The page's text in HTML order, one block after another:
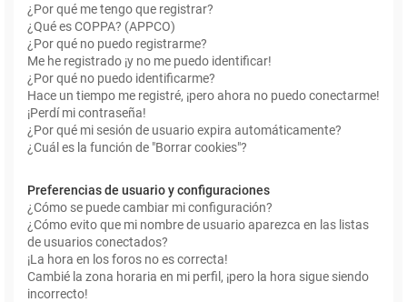
¿Por qué me tengo que registrar?
¿Qué es COPPA? (APPCO)
¿Por qué no puedo registrarme?
Me he registrado ¡y no me puedo identificar!
¿Por qué no puedo identificarme?
Hace un tiempo me registré, ¡pero ahora no puedo conectarme!
¡Perdí mi contraseña!
¿Por qué mi sesión de usuario expira automáticamente?
¿Cuál es la función de "Borrar cookies"?
Preferencias de usuario y configuraciones
¿Cómo se puede cambiar mi configuración?
¿Cómo evito que mi nombre de usuario aparezca en las listas
de usuarios conectados?
¡La hora en los foros no es correcta!
Cambié la zona horaria en mi perfil, ¡pero la hora sigue siendo
incorrecto!